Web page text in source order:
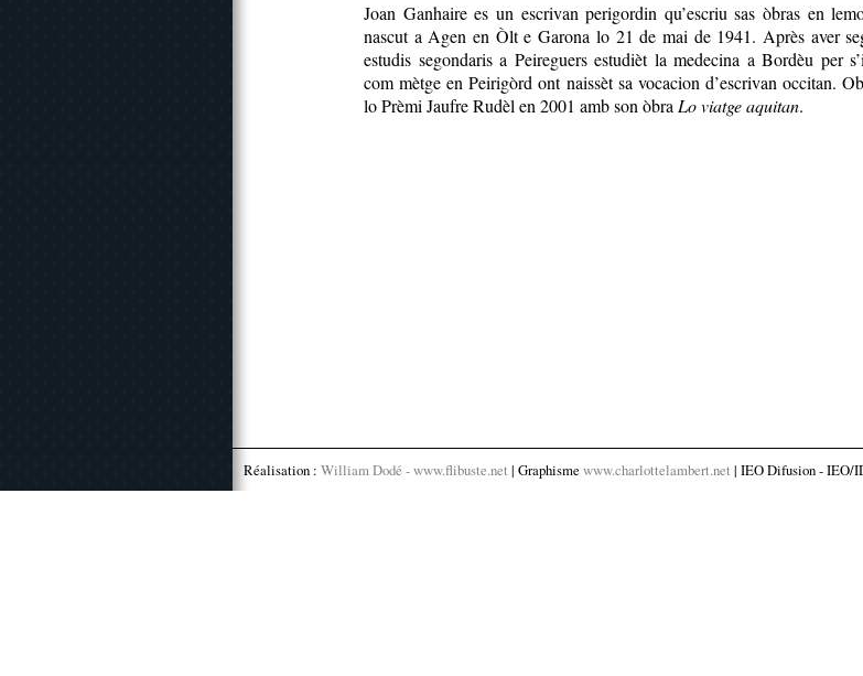
Joan Ganhaire es un escrivan perigordin qu’escriu sas òbras en
nascut a Agen en Òlt e Garona lo 21 de mai de 1941. Après aver
estudis segondaris a Peireguers estudièt la medecina a Bordèu per
com mètge en Peirigòrd ont naissèt sa vocacion d’escrivan occitan.
lo Prèmi Jaufre Rudèl en 2001 amb son òbra Lo viatge aquitan.
Réalisation : William Dodé - www.flibuste.net | Graphisme www.charlottelambert.net | IEO Difusion - IEO/